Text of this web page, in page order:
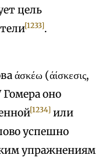
цель
[1233].
άσκέω (άίσκεσις,
Гомера оно
[1234] или
успешно
упражнениям